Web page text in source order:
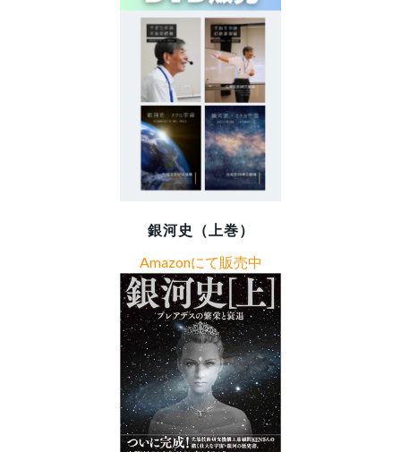
銀河史（上巻）
Amazonにて販売中